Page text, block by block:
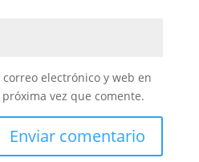
electrónico y web en
vez que comente.